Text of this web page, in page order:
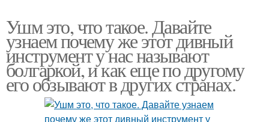
Ушм это, что такое. Давайте
узнаем почему же этот дивный
инструмент у нас называют
болгаркой, и как еще по другому
его обзывают в других странах.